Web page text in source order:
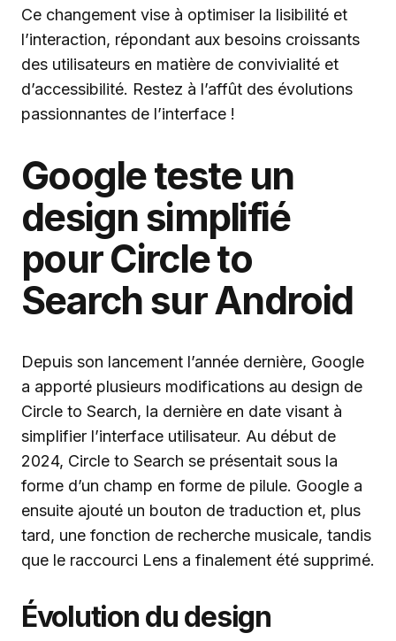
Ce changement vise à optimiser la lisibilité et
l’interaction, répondant aux besoins croissants
des utilisateurs en matière de convivialité et
d’accessibilité. Restez à l’affût des évolutions
passionnantes de l’interface !
Google teste un
design simplifié
pour Circle to
Search sur Android
Depuis son lancement l’année dernière, Google
a apporté plusieurs modifications au design de
Circle to Search, la dernière en date visant à
simplifier l’interface utilisateur. Au début de
2024, Circle to Search se présentait sous la
forme d’un champ en forme de pilule. Google a
ensuite ajouté un bouton de traduction et, plus
tard, une fonction de recherche musicale, tandis
que le raccourci Lens a finalement été supprimé.
Évolution du design